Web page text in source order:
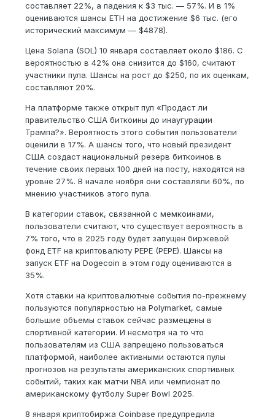
составляет 22%, а падения к $3 тыс. — 57%. И в 1%
оцениваются шансы ETH на достижение $6 тыс. (его
исторический максимум — $4878).
Цена Solana (SOL) 10 января составляет около $186. С
вероятностью в 42% она снизится до $160, считают
участники пула. Шансы на рост до $250, по их оценкам,
составляют 20%.
На платформе также открыт пул «Продаст ли
правительство США биткоины до инаугурации
Трампа?». Вероятность этого события пользователи
оценили в 17%. А шансы того, что новый президент
США создаст национальный резерв биткоинов в
течение своих первых 100 дней на посту, находятся на
уровне 27%. В начале ноября они составляли 60%, по
мнению участников этого пула.
В категории ставок, связанной с мемкоинами,
пользователи считают, что существует вероятность в
7% того, что в 2025 году будет запущен биржевой
фонд ETF на криптовалюту PEPE (PEPE). Шансы на
запуск ETF на Dogecoin в этом году оцениваются в
35%.
Хотя ставки на криптовалютные события по-прежнему
пользуются популярностью на Polymarket, самые
большие объемы ставок сейчас размещены в
спортивной категории. И несмотря на то что
пользователям из США запрещено пользоваться
платформой, наиболее активными остаются пулы
прогнозов на результаты американских спортивных
событий, таких как матчи NBA или чемпионат по
американскому футболу Super Bowl 2025.
8 января криптобиржа Coinbase предупредила